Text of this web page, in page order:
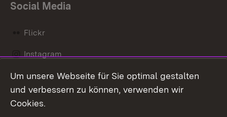
Social Media
Flickr
Instagram
Social Wall
Um unsere Webseite für Sie optimal gestalten
und verbessern zu können, verwenden wir
Cookies.